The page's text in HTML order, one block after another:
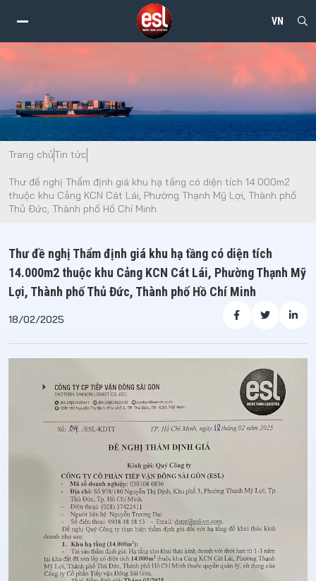
VN
alt="Thư đề nghị Thẩm định giá khu hạ tầng có diện tích 14.000m2 thuộc khu
Cảng KCN Cát Lái, Phường Thạnh Mỹ Lợi, Thành phố Thủ Đức, Thành phố Hồ Chí
Minh - ESL" />
Trang chủTin tức
Thư đề nghị Thẩm định giá khu hạ tầng có diện tích 14.000m2
thuộc khu Cảng KCN Cát Lái, Phường Thạnh Mỹ Lợi, Thành phố
Thủ Đức, Thành phố Hồ Chí Minh
Thư đề nghị Thẩm định giá khu hạ tầng có diện tích
14.000m2 thuộc khu Cảng KCN Cát Lái, Phường Thạnh Mỹ
Lợi, Thành phố Thủ Đức, Thành phố Hồ Chí Minh
18/02/2025